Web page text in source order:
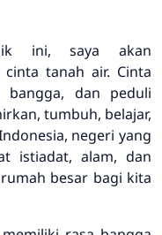
ini, saya akan
tanah air. Cinta
dan peduli
tumbuh, belajar,
negeri yang
istiadat, alam, dan
besar bagi kita